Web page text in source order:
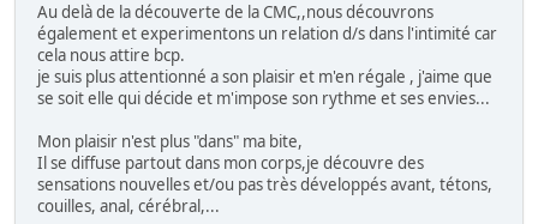
Au delà de la découverte de la CMC,,nous découvrons
également et experimentons un relation d/s dans l'intimité car
cela nous attire bcp.
je suis plus attentionné a son plaisir et m'en régale , j'aime que
se soit elle qui décide et m'impose son rythme et ses envies...
Mon plaisir n'est plus "dans" ma bite,
Il se diffuse partout dans mon corps,je découvre des
sensations nouvelles et/ou pas très développés avant, tétons,
couilles, anal, cérébral,...